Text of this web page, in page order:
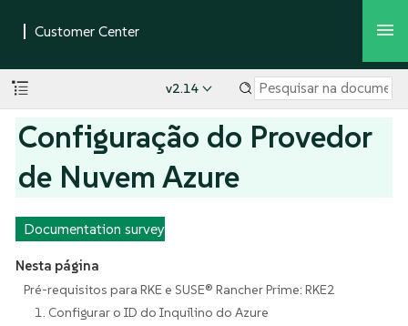
v2.14
Configuração do Provedor
de Nuvem Azure
Documentation survey
Nesta página
Pré-requisitos para RKE e SUSE® Rancher Prime: RKE2
1. Configurar o ID do Inquilino do Azure